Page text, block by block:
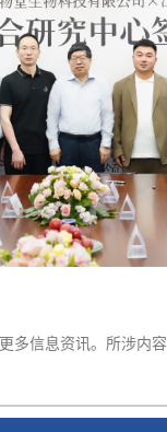
多信息资讯。所涉内